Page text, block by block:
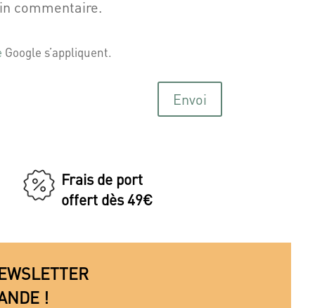
commentaire.
Google s’appliquent.
Envoi
Frais de port
offert dès 49€
!